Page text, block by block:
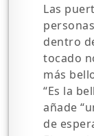
Las
dentro
tocado
más
“Es la
añade
de